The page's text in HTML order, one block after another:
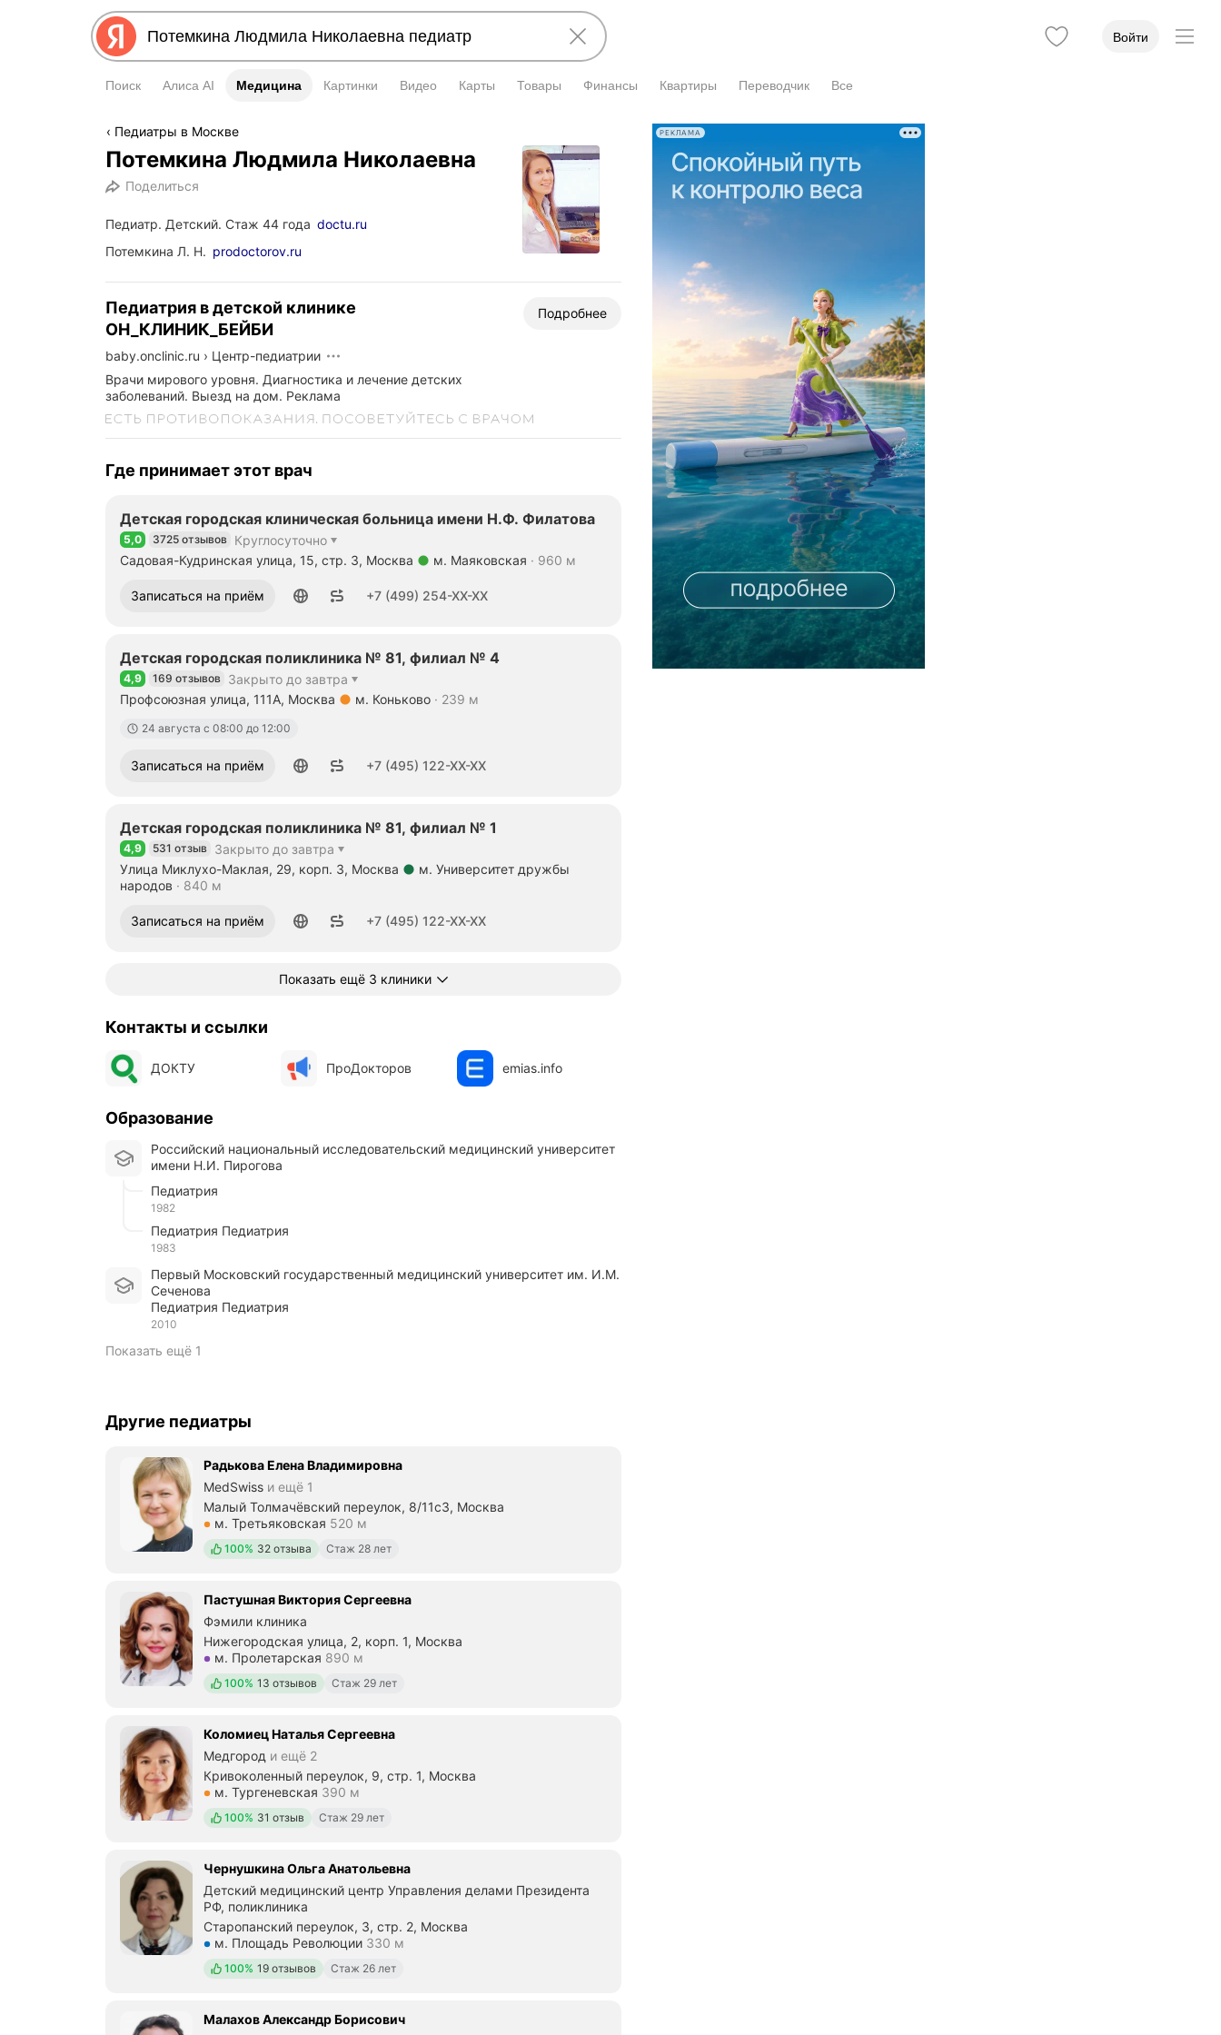
Войти
Поиск Алиса AI Медицина
Медицина Картинки Видео Карты Товары Финансы Квартиры Переводчик Все
Педиатры в Москве
Потемкина Людмила Николаевна
Поделиться
Педиатр. Детский. Стаж 44 года doctu.ru
Потемкина Л. Н. prodoctorov.ru
Педиатрия в детской клинике
ОН_КЛИНИК_БЕЙБИ
baby.onclinic.ru › Центр-педиатрии
Врачи мирового уровня. Диагностика и лечение детских
заболеваний. Выезд на дом. Реклама
Подробнее
Где принимает этот врач
Детская городская клиническая больница имени Н.Ф. Филатова
Рейтинг 5,0 из 5
5,0 3725 отзывов Круглосуточно
Садовая-Кудринская улица, 15, стр. 3, Москва
м. Маяковская 960 м
Записаться на приём
Номер телефона: +74992541010 +7 (499) 254-XX-XX
Детская городская поликлиника № 81, филиал № 4
Рейтинг 4,9 из 5
4,9 169 отзывов Закрыто до завтра
Профсоюзная улица, 111А, Москва
м. Коньково 239 м
24 августа c 08:00 до 12:00
Записаться на приём
Номер телефона: +74951220221 +7 (495) 122-XX-XX
Детская городская поликлиника № 81, филиал № 1
Рейтинг 4,9 из 5
4,9 531 отзыв Закрыто до завтра
Улица Миклухо-Маклая, 29, корп. 3, Москва
Метро м. Университет дружбы народов Расстояние 840 м
м. Университет дружбы
народов
840 м
Записаться на приём
Номер телефона: +74951220221 +7 (495) 122-XX-XX
Показать ещё 3 клиники
Контакты и ссылки
ДОКТУ ПроДокторов emias.info
Образование
Российский национальный исследовательский медицинский университет
имени Н.И. Пирогова
Педиатрия
1982
Педиатрия Педиатрия
1983
Первый Московский государственный медицинский университет им. И.М.
Сеченова
Педиатрия Педиатрия
2010
Показать ещё 1
Другие педиатры
Радькова Елена Владимировна
MedSwiss и ещё 1
Малый Толмачёвский переулок, 8/11с3, Москва
Метро м. Третьяковская Расстояние 520 м
м. Третьяковская 520 м
Положительных отзывов
100% 32 отзыва Стаж 28 лет
Пастушная Виктория Сергеевна
Фэмили клиника
Нижегородская улица, 2, корп. 1, Москва
Метро м. Пролетарская Расстояние 890 м
м. Пролетарская 890 м
Положительных отзывов
100% 13 отзывов Стаж 29 лет
Коломиец Наталья Сергеевна
Медгород и ещё 2
Кривоколенный переулок, 9, стр. 1, Москва
Метро м. Тургеневская Расстояние 390 м
м. Тургеневская 390 м
Положительных отзывов
100% 31 отзыв Стаж 29 лет
Чернушкина Ольга Анатольевна
Детский медицинский центр Управления делами Президента
РФ, поликлиника
Старопанский переулок, 3, стр. 2, Москва
Метро м. Площадь Революции Расстояние 330 м
м. Площадь Революции 330 м
Положительных отзывов
100% 19 отзывов Стаж 26 лет
Малахов Александр Борисович
РЕКЛАМА